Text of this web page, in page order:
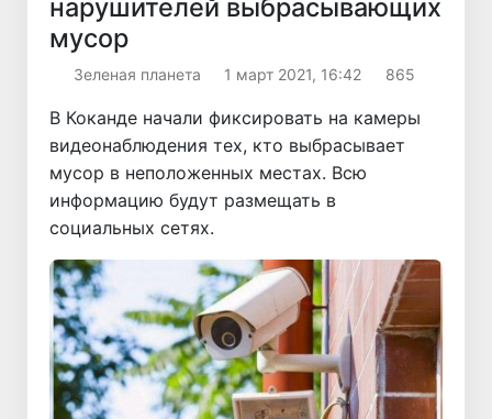
нарушителей выбрасывающих
мусор
Зеленая планета 1 март 2021, 16:42 865
В Коканде начали фиксировать на камеры
видеонаблюдения тех, кто выбрасывает
мусор в неположенных местах. Всю
информацию будут размещать в
социальных сетях.